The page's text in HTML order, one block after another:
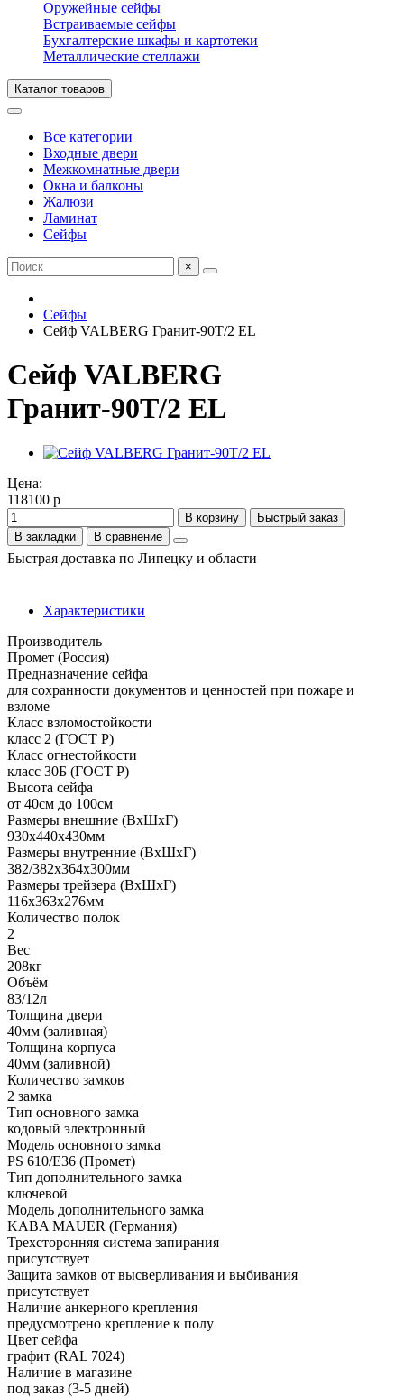
Оружейные сейфы
Встраиваемые сейфы
Бухгалтерские шкафы и картотеки
Металлические стеллажи
Каталог товаров
Все категории
Входные двери
Межкомнатные двери
Окна и балконы
Жалюзи
Ламинат
Сейфы
×
Сейфы
Сейф VALBERG Гранит-90Т/2 EL
Сейф VALBERG
Гранит-90Т/2 EL
Цена:
118100 р
В корзину
Быстрый заказ
В закладки
В сравнение
Быстрая доставка по Липецку и области
Характеристики
Производитель
Промет (Россия)
Предназначение сейфа
для сохранности документов и ценностей при пожаре и
взломе
Класс взломостойкости
класс 2 (ГОСТ Р)
Класс огнестойкости
класс 30Б (ГОСТ Р)
Высота сейфа
от 40см до 100см
Размеры внешние (ВхШхГ)
930x440x430мм
Размеры внутренние (ВхШхГ)
382/382x364x300мм
Размеры трейзера (ВхШхГ)
116x363x276мм
Количество полок
2
Вес
208кг
Объём
83/12л
Толщина двери
40мм (заливная)
Толщина корпуса
40мм (заливной)
Количество замков
2 замка
Тип основного замка
кодовый электронный
Модель основного замка
PS 610/Е36 (Промет)
Тип дополнительного замка
ключевой
Модель дополнительного замка
KABA MAUER (Германия)
Трехсторонняя система запирания
присутствует
Защита замков от высверливания и выбивания
присутствует
Наличие анкерного крепления
предусмотрено крепление к полу
Цвет сейфа
графит (RAL 7024)
Наличие в магазине
под заказ (3-5 дней)